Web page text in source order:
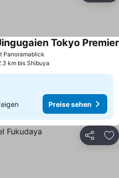
Panoramablick
Tokyo Premier
km bis Shibuya
Preise sehen
Teilen